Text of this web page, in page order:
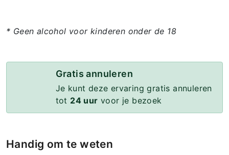
* Geen alcohol voor kinderen onder de 18
Gratis annuleren
Je kunt deze ervaring gratis annuleren
tot 24 uur voor je bezoek
Handig om te weten